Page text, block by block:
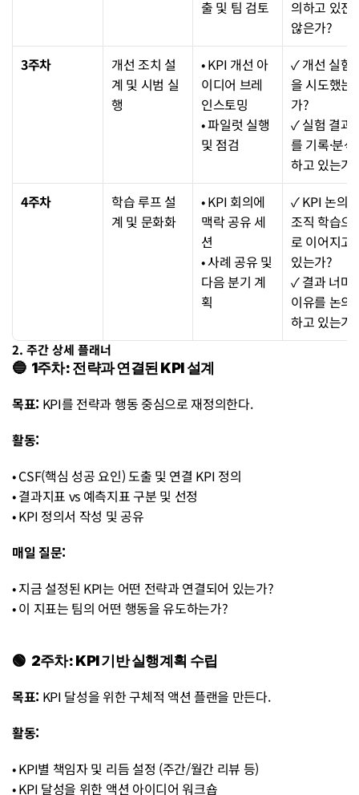
출 및 팀 검토
의하고 있진
않은가?
3주차
개선 조치 설
계 및 시범 실
행
• KPI 개선 아
이디어 브레
인스토밍
• 파일럿 실행
및 점검
✓ 개선 실험
을 시도했는
가?
✓ 실험 결과
를 기록·분석
하고 있는가?
4주차
학습 루프 설
계 및 문화화
• KPI 회의에
맥락 공유 세
션
• 사례 공유 및
다음 분기 계
획
✓ KPI 논의
조직 학습으
로 이어지고
있는가?
✓ 결과 너머
이유를 논의
하고 있는가?
2. 주간 상세 플래너
🔵  1주차: 전략과 연결된 KPI 설계
목표: KPI를 전략과 행동 중심으로 재정의한다.
활동:
• CSF(핵심 성공 요인) 도출 및 연결 KPI 정의
• 결과지표 vs 예측지표 구분 및 선정
• KPI 정의서 작성 및 공유
매일 질문:
• 지금 설정된 KPI는 어떤 전략과 연결되어 있는가?
• 이 지표는 팀의 어떤 행동을 유도하는가?
🟢  2주차: KPI 기반 실행계획 수립
목표: KPI 달성을 위한 구체적 액션 플랜을 만든다.
활동:
• KPI별 책임자 및 리듬 설정 (주간/월간 리뷰 등)
• KPI 달성을 위한 액션 아이디어 워크숍